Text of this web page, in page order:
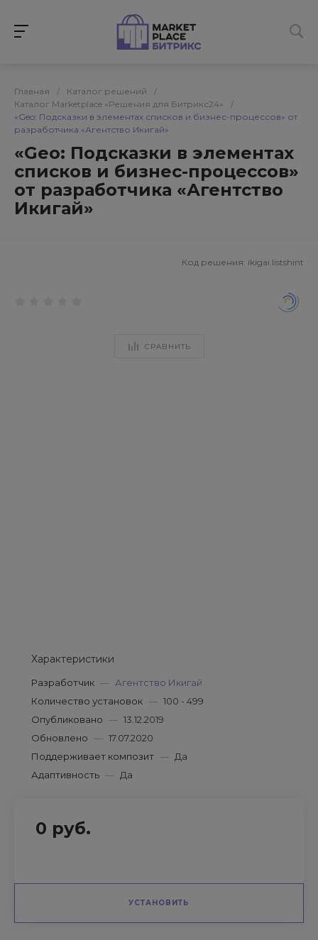
Главная / Каталог решений
/
Каталог Marketplace «Решения для Битрикс24»
/
«Geo: Подсказки в элементах списков и бизнес-процессов» от
разработчика «Агентство Икигай»
«Geo: Подсказки в элементах
списков и бизнес-процессов»
от разработчика «Агентство
Икигай»
Код решения: ikigai.listshint
СРАВНИТЬ
Характеристики
Разработчик — Агентство Икигай
Количество установок — 100 - 499
Опубликовано — 13.12.2019
Обновлено — 17.07.2020
Поддерживает композит — Да
Адаптивность — Да
0 руб.
УСТАНОВИТЬ